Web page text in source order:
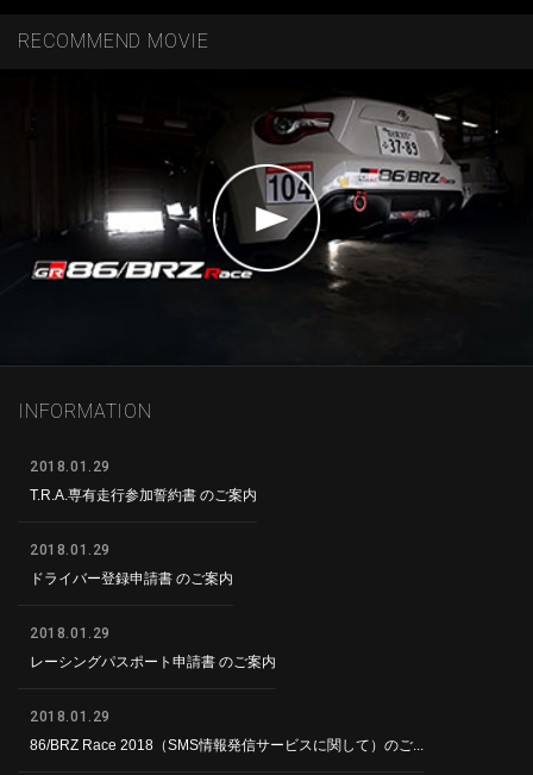
RECOMMEND MOVIE
INFORMATION
2018.01.29
T.R.A.専有走行参加誓約書 のご案内
2018.01.29
ドライバー登録申請書 のご案内
2018.01.29
レーシングパスポート申請書 のご案内
2018.01.29
86/BRZ Race 2018（SMS情報発信サービスに関して）のご...